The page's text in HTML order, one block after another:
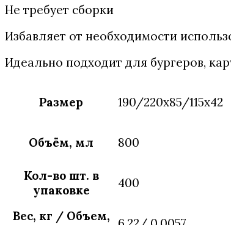
Не требует сборки
Избавляет от необходимости
Идеально подходит для бургеров,
Размер 190/220х85/115х42
Объём, мл 800
Кол-во шт. в
упаковке
400
Вес, кг / Объем,